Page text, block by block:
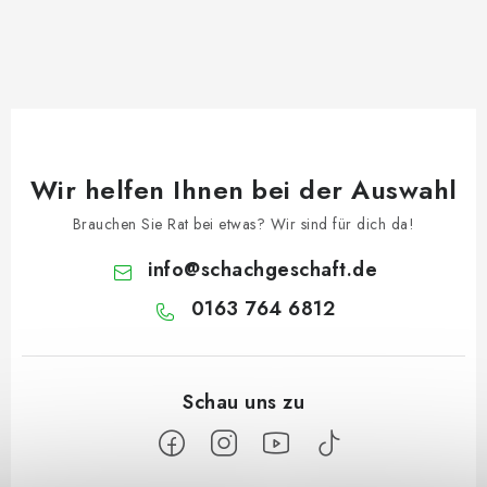
Wir helfen Ihnen bei der Auswahl
Brauchen Sie Rat bei etwas? Wir sind für dich da!
info@schachgeschaft.de
0163 764 6812